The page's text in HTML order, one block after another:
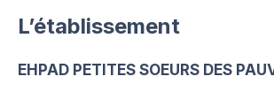
L’établissement
EHPAD PETITES SOEURS DES